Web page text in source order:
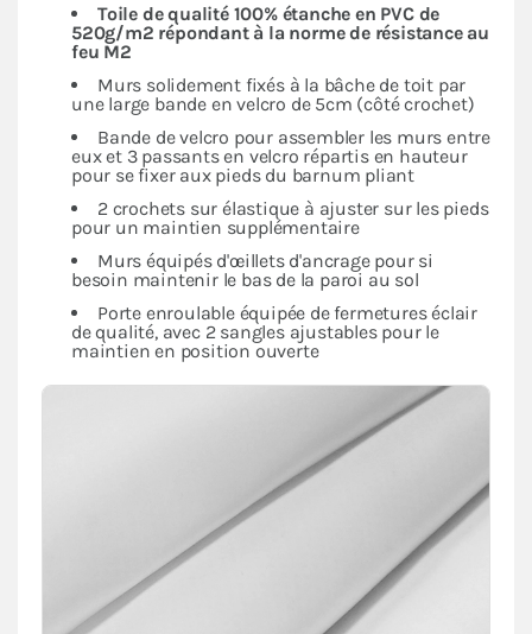
Toile de qualité 100% étanche en PVC de
520g/m2 répondant à la norme de résistance au
feu M2
Murs solidement fixés à la bâche de toit par
une large bande en velcro de 5cm (côté crochet)
Bande de velcro pour assembler les murs entre
eux et 3 passants en velcro répartis en hauteur
pour se fixer aux pieds du barnum pliant
2 crochets sur élastique à ajuster sur les pieds
pour un maintien supplémentaire
Murs équipés d'œillets d'ancrage pour si
besoin maintenir le bas de la paroi au sol
Porte enroulable équipée de fermetures éclair
de qualité, avec 2 sangles ajustables pour le
maintien en position ouverte